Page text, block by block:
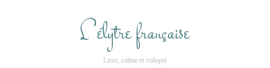
L'élytre française
Luxe, calme et volupté